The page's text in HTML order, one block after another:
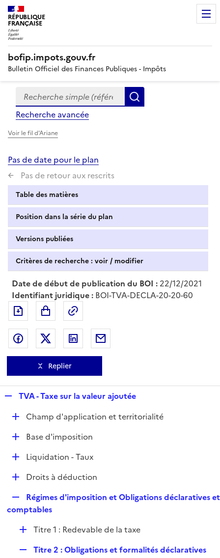
RÉPUBLIQUE
FRANÇAISE
bofip.impots.gouv.fr
Bulletin Officiel des Finances Publiques - Impôts
Formulaire
de
recherche
Recherche simple (références, mots clés, partie du
Recherche avancée
Voir le fil d'Ariane
Pas de date pour le plan
Pas de retour aux rescrits
Table des matières
Position dans la série du plan
Versions publiées
Critères de recherche : voir / modifier
Date de début de publication du BOI : 22/12/2021
Identifiant juridique : BOI-TVA-DECLA-20-20-60
Exporter le document au format pdf
Partager sur Facebook
Partager sur Twitter
Partager sur LinkedIn
Replier
p
l
i
e
TVA - Taxe sur la valeur ajoutée
DChamp d'application et territorialité
D
r
Base d'imposition
D
e
r
Liquidation - Taux
D
l
i
e
r
Droits à déduction
e
l
Régimes d'imposition et Obligations déclaratives et
comptables
DTitre 1 : Redevable de la taxe
Titre 2 : Obligations et formalités déclaratives